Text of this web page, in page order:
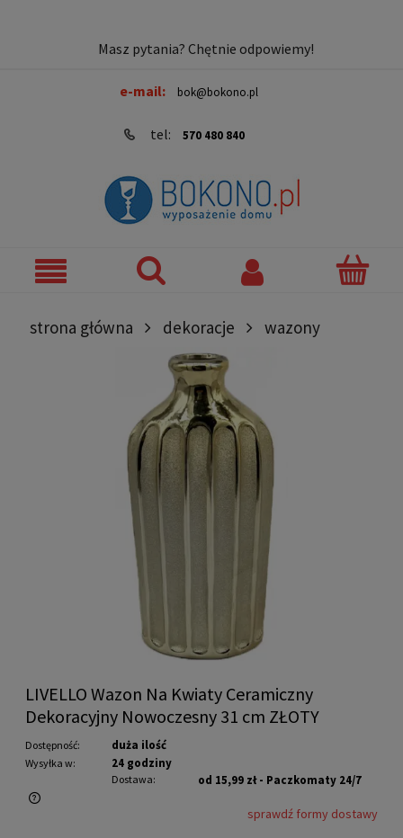
Masz pytania? Chętnie odpowiemy!
e-mail: bok@bokono.pl
tel: 570 480 840
strona główna dekoracje wazony
LIVELLO Wazon Na Kwiaty Ceramiczny
Dekoracyjny Nowoczesny 31 cm ZŁOTY
Dostępność: duża ilość
Wysyłka w: 24 godziny
Dostawa: od 15,99 zł - Paczkomaty 24/7
Cena nie zawiera ewentualnych kosztów płatności
sprawdź formy dostawy